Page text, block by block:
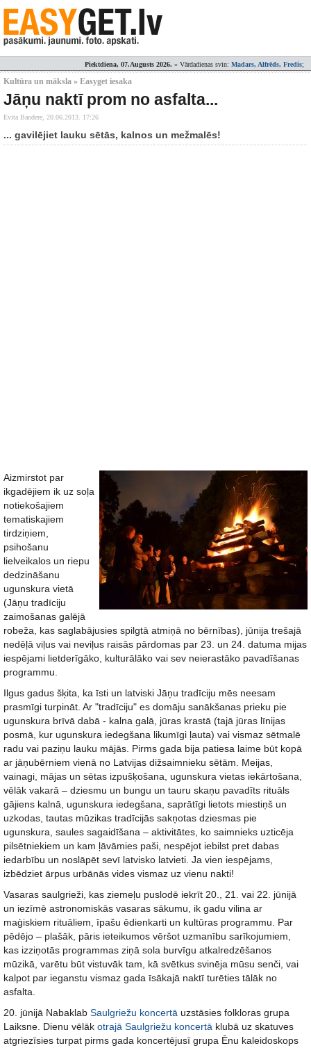
Piektdiena, 07.Augusts 2026. » Vārdadienas svin: Madars, Alfrēds, Fredis;
Kultūra un māksla » Easyget iesaka
Jāņu naktī prom no asfalta...
Evita Bandere, 20.06.2013. 17:26
... gavilējiet lauku sētās, kalnos un mežmalēs!
Aizmirstot par
ikgadējiem ik uz soļa
notiekošajiem
tematiskajiem
tirdziņiem,
psihošanu
lielveikalos un riepu
dedzināšanu
ugunskura vietā
(Jāņu tradīciju
zaimošanas galējā
robeža, kas saglabājusies spilgtā atmiņā no bērnības), jūnija trešajā
nedēļā viļus vai neviļus raisās pārdomas par 23. un 24. datuma mijas
iespējami lietderīgāko, kulturālāko vai sev neierastāko pavadīšanas
programmu.
Ilgus gadus šķita, ka īsti un latviski Jāņu tradīciju mēs neesam
prasmīgi turpināt. Ar "tradīciju" es domāju sanākšanas prieku pie
ugunskura brīvā dabā - kalna galā, jūras krastā (tajā jūras līnijas
posmā, kur ugunskura iedegšana likumīgi ļauta) vai vismaz sētmalē
radu vai paziņu lauku mājās. Pirms gada bija patiesa laime būt kopā
ar jāņubērniem vienā no Latvijas dižsaimnieku sētām. Meijas,
vainagi, mājas un sētas izpušķošana, ugunskura vietas iekārtošana,
vēlāk vakarā – dziesmu un bungu un tauru skaņu pavadīts rituāls
gājiens kalnā, ugunskura iedegšana, saprātīgi lietots miestiņš un
uzkodas, tautas mūzikas tradīcijās sakņotas dziesmas pie
ugunskura, saules sagaidīšana – aktivitātes, ko saimnieks uzticēja
pilsētniekiem un kam ļāvāmies paši, nespējot iebilst pret dabas
iedarbību un noslāpēt sevī latvisko latvieti. Ja vien iespējams,
izbēdziet ārpus urbānās vides vismaz uz vienu nakti!
Vasaras saulgrieži, kas ziemeļu puslodē iekrīt 20., 21. vai 22. jūnijā
un iezīmē astronomiskās vasaras sākumu, ik gadu vilina ar
maģiskiem rituāliem, īpašu ēdienkarti un kultūras programmu. Par
pēdējo – plašāk, pāris ieteikumos vēršot uzmanību sarīkojumiem,
kas izziņotās programmas ziņā sola burvīgu atkalredzēšanos
mūzikā, varētu būt vistuvāk tam, kā svētkus svinēja mūsu senči, vai
kalpot par ieganstu vismaz gada īsākajā naktī turēties tālāk no
asfalta.
20. jūnijā Nabaklab Saulgriežu koncertā uzstāsies folkloras grupa
Laiksne. Dienu vēlāk otrajā Saulgriežu koncertā klubā uz skatuves
atgriezīsies turpat pirms gada koncertējusī grupa Ēnu kaleidoskops